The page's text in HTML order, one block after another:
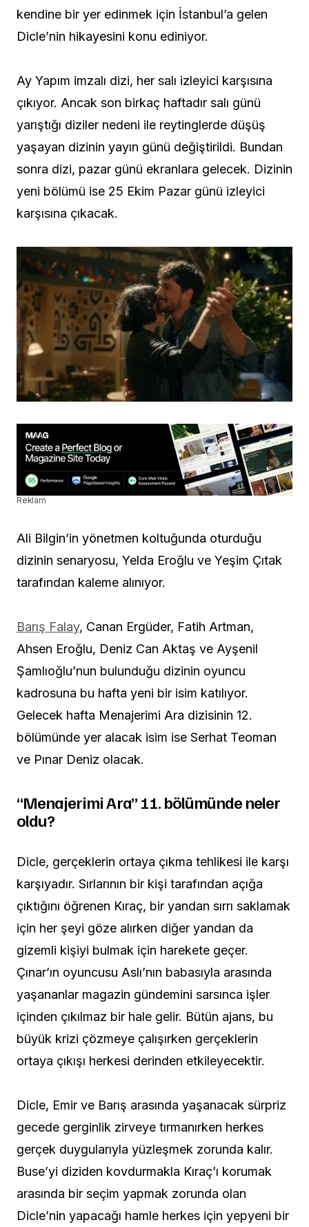
kendine bir yer edinmek için İstanbul’a gelen
Dicle’nin hikayesini konu ediniyor.
Ay Yapım imzalı dizi, her salı izleyici karşısına
çıkıyor. Ancak son birkaç haftadır salı günü
yarıştığı diziler nedeni ile reytinglerde düşüş
yaşayan dizinin yayın günü değiştirildi. Bundan
sonra dizi, pazar günü ekranlara gelecek. Dizinin
yeni bölümü ise 25 Ekim Pazar günü izleyici
karşısına çıkacak.
Reklam
Ali Bilgin’in yönetmen koltuğunda oturduğu
dizinin senaryosu, Yelda Eroğlu ve Yeşim Çıtak
tarafından kaleme alınıyor.
Barış Falay, Canan Ergüder, Fatih Artman,
Ahsen Eroğlu, Deniz Can Aktaş ve Ayşenil
Şamlıoğlu’nun bulunduğu dizinin oyuncu
kadrosuna bu hafta yeni bir isim katılıyor.
Gelecek hafta Menajerimi Ara dizisinin 12.
bölümünde yer alacak isim ise Serhat Teoman
ve Pınar Deniz olacak.
“Menajerimi Ara” 11. bölümünde neler
oldu?
Dicle, gerçeklerin ortaya çıkma tehlikesi ile karşı
karşıyadır. Sırlarının bir kişi tarafından açığa
çıktığını öğrenen Kıraç, bir yandan sırrı saklamak
için her şeyi göze alırken diğer yandan da
gizemli kişiyi bulmak için harekete geçer.
Çınar’ın oyuncusu Aslı’nın babasıyla arasında
yaşananlar magazin gündemini sarsınca işler
içinden çıkılmaz bir hale gelir. Bütün ajans, bu
büyük krizi çözmeye çalışırken gerçeklerin
ortaya çıkışı herkesi derinden etkileyecektir.
Dicle, Emir ve Barış arasında yaşanacak sürpriz
gecede gerginlik zirveye tırmanırken herkes
gerçek duygularıyla yüzleşmek zorunda kalır.
Buse’yi diziden kovdurmakla Kıraç’ı korumak
arasında bir seçim yapmak zorunda olan
Dicle’nin yapacağı hamle herkes için yepyeni bir